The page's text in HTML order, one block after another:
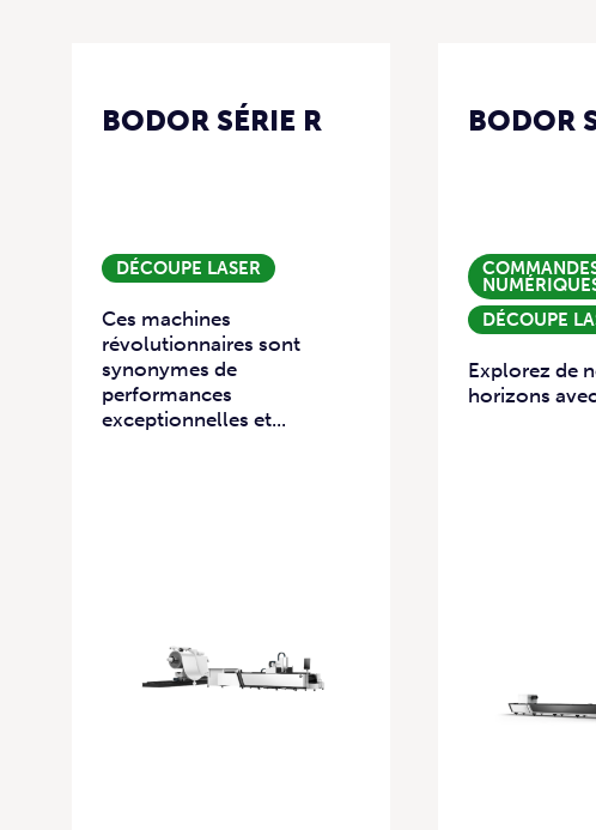
BODOR SÉRIE R
DÉCOUPE LASER
Ces machines
révolutionnaires sont
synonymes de
performances
exceptionnelles et...
BODOR
DÉCOUPE
Explorez de
horizons